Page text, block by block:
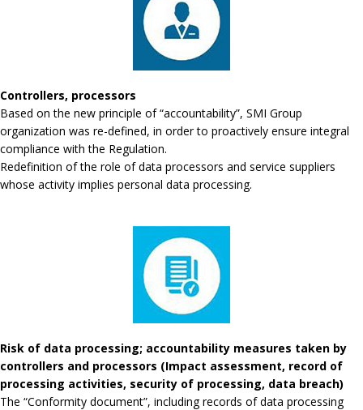
Controllers, processors
Based on the new principle of “accountability”, SMI Group
organization was re-defined, in order to proactively ensure integral
compliance with the Regulation.
Redefinition of the role of data processors and service suppliers
whose activity implies personal data processing.
Risk of data processing; accountability measures taken by
controllers and processors (Impact assessment, record of
processing activities, security of processing, data breach)
The “Conformity document”, including records of data processing